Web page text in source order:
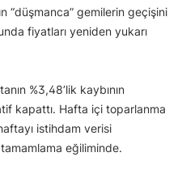
“düşmanca” gemilerin geçişini
fiyatları yeniden yukarı
%3,48’lik kaybının
kapattı. Hafta içi toparlanma
istihdam verisi
tamamlama eğiliminde.